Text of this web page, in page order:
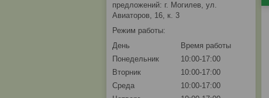
предложений: г. Могилев, ул.
Авиаторов, 16, к. 3
Режим работы:
День
Время работы
Понедельник
10:00-17:00
Вторник
10:00-17:00
Среда
10:00-17:00